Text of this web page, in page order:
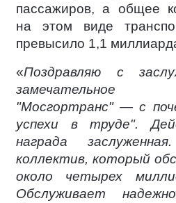
пассажиров, а общее
на этом виде
превысило 1,1
«Поздравляю с
замечательное
"Мосгортранс" — с
успехи в труде".
награда
коллектив, который
около четырех
Обслуживает